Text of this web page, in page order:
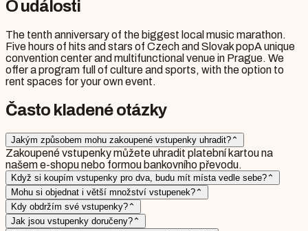
O události
The tenth anniversary of the biggest local music marathon.
Five hours of hits and stars of Czech and Slovak popA unique
convention center and multifunctional venue in Prague. We
offer a program full of culture and sports, with the option to
rent spaces for your own event.
Často kladené otázky
Jakým způsobem mohu zakoupené vstupenky uhradit? ⌃
Zakoupené vstupenky můžete uhradit platební kartou na
našem e-shopu nebo formou bankovního převodu.
Když si koupím vstupenky pro dva, budu mít místa vedle sebe? ⌃
Mohu si objednat i větší množství vstupenek? ⌃
Kdy obdržím své vstupenky? ⌃
Jak jsou vstupenky doručeny? ⌃